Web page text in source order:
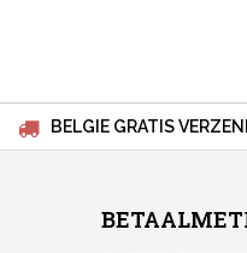
BELGIE GRATIS